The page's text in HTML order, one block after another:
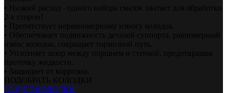
РАЗДЕЛ КОЛОДКИ